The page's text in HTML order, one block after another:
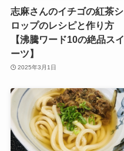
志麻さんのイチゴの紅茶シ
ロップのレシピと作り方
【沸騰ワード10の絶品スイ
ーツ】
2025年3月1日